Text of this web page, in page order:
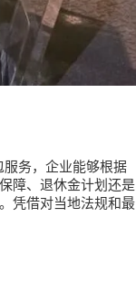
务，企业能够根据
障、退休金计划还是
凭借对当地法规和最